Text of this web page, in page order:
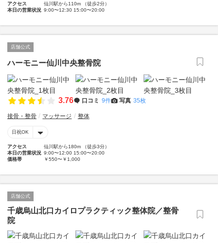
アクセス
仙川駅から110m （徒歩2分）
本日の営業状況 9:00〜12:30 15:00〜20:00
店舗公式
ハーモニー仙川中央整骨院
3.76 口コミ 9件 写真 35枚
接骨・整骨 マッサージ 整体
日祝OK
アクセス
仙川駅から180m （徒歩3分）
本日の営業状況 9:00〜12:00 15:00〜20:00
価格帯
￥550〜￥1,000
店舗公式
千歳烏山北口カイロプラクティック整体院／整骨
院